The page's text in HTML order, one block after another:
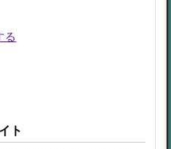
る
ト